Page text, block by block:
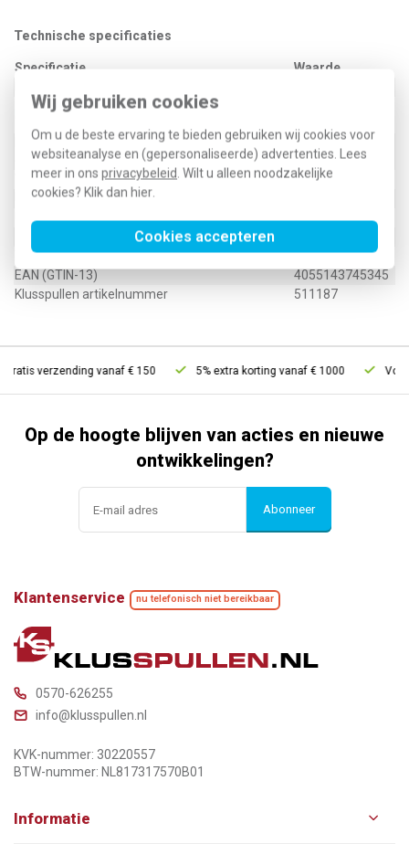
Wij gebruiken cookies
Om u de beste ervaring te bieden gebruiken wij cookies voor
websiteanalyse en (gepersonaliseerde) advertenties. Lees
meer in ons privacybeleid. Wilt u alleen noodzakelijke
cookies? Klik dan hier.
Cookies accepteren
Technische specificaties
Specificatie
Waarde
Brandbaarheidsklasse isolatiemateriaal
conform UL 94
V0
Vastklikbaar
Ja
Uitvoering eindplaat
Uitvoering scheidingsschot
Ja
Type / SKU (MPN)
2102-1291
EAN (GTIN-13)
4055143745345
Klusspullen artikelnummer
511187
verzending vanaf € 150 5% extra korting vanaf € 1000
Op de hoogte blijven van acties en nieuwe
ontwikkelingen?
Abonneer
Klantenservice nu telefonisch niet bereikbaar
0570-626255
info@klusspullen.nl
KVK-nummer: 30220557
BTW-nummer: NL817317570B01
Informatie